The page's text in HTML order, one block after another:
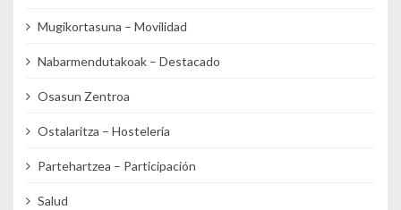
Mugikortasuna – Movilidad
Nabarmendutakoak – Destacado
Osasun Zentroa
Ostalaritza – Hostelería
Partehartzea – Participación
Salud